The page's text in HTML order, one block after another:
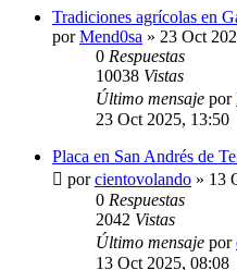
Tradiciones agrícolas en
porMend0sa » 23 Oct
0 Respuestas
10038 Vistas
Último mensaje por
23 Oct 2025, 13:50
Placa en San Andrés de
porcientovolando » 13
0 Respuestas
2042 Vistas
Último mensaje por
13 Oct 2025, 08:08